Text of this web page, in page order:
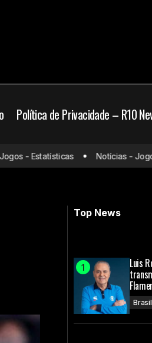
Política de Privacidade – R10
Veja qual vai
na Seleção
- Estatísticas Notícias - Jogos
Top News
Luis
Brasil